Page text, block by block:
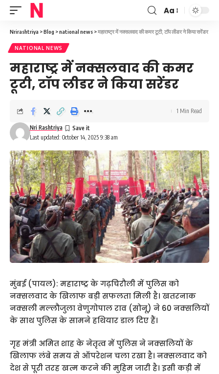
Font
Resizer
Aa
Nrirashtriya >Blog >national news >महाराष्ट्र में नक्सलवाद की कमर टूटी, टॉप लीडर ने किया सरेंडर
NATIONAL NEWS
महाराष्ट्र में नक्सलवाद की कमर
टूटी, टॉप लीडर ने किया सरेंडर
Last updated: October 14, 2025 9:38 am
Nri Rashtriya
1 Min Read
मुंबई (पायल): महाराष्ट्र के गढ़चिरौली में पुलिस को
नक्सलवाद के खिलाफ बड़ी सफलता मिली है। खतरनाक
नक्सली मल्लौजुला वेणुगोपाल राव (सोनू) ने 60 नक्सलियों
के साथ पुलिस के सामने हथियार डाल दिए हैं।
गृह मंत्री अमित शाह के नेतृत्व में पुलिस ने नक्सलियों के
खिलाफ लंबे समय से ऑपरेशन चला रखा है। नक्सलवाद को
देश से पूरी तरह खत्म करने की मुहिम जारी है। इसी कड़ी में